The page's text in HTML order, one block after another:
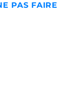
PAS FAIRE